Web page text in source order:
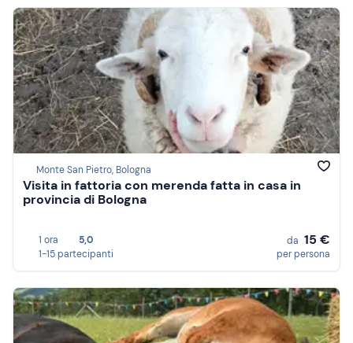
Monte San Pietro, Bologna
Visita in fattoria con merenda fatta in casa in
provincia di Bologna
1 ora
5,0
1-15 partecipanti
da 15 €
per persona